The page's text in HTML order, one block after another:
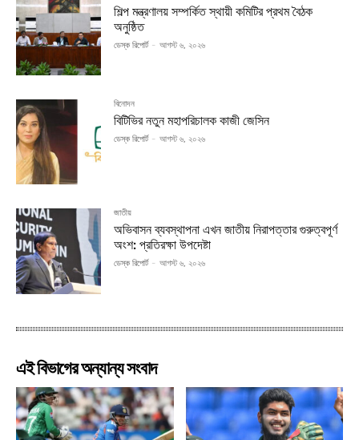
শিল্প মন্ত্রণালয় সম্পর্কিত স্থায়ী কমিটির প্রথম বৈঠক
অনুষ্ঠিত
ডেস্ক রিপোর্ট - আগস্ট ৬, ২০২৬
বিনোদন
বিটিভির নতুন মহাপরিচালক কাজী জেসিন
ডেস্ক রিপোর্ট - আগস্ট ৬, ২০২৬
জাতীয়
অভিবাসন ব্যবস্থাপনা এখন জাতীয় নিরাপত্তার গুরুত্বপূর্ণ
অংশ: প্রতিরক্ষা উপদেষ্টা
ডেস্ক রিপোর্ট - আগস্ট ৬, ২০২৬
এই বিভাগের অন্যান্য সংবাদ